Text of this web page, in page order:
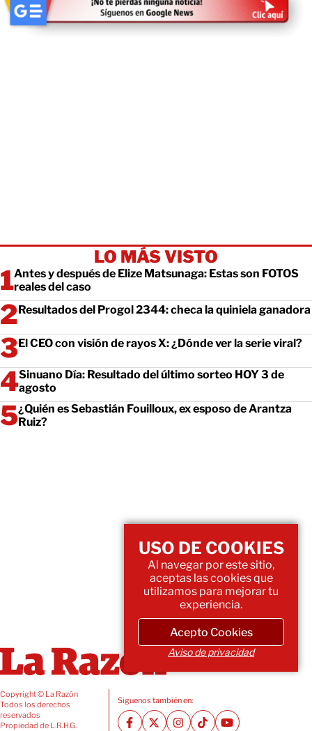
LO MÁS VISTO
Antes y después de Elize Matsunaga: Estas son FOTOS
reales del caso
Resultados del Progol 2344: checa la quiniela ganadora
El CEO con visión de rayos X: ¿Dónde ver la serie viral?
Sinuano Día: Resultado del último sorteo HOY 3 de
agosto
¿Quién es Sebastián Fouilloux, ex esposo de Arantza
Ruiz?
Copyright © La Razón
Todos los derechos
reservados
Propiedad de L.R.H.G.
Siguenos también en:
USO DE COOKIES
Al navegar por este sitio,
aceptas las cookies que
utilizamos para mejorar tu
experiencia.
Acepto Cookies
Aviso de privacidad